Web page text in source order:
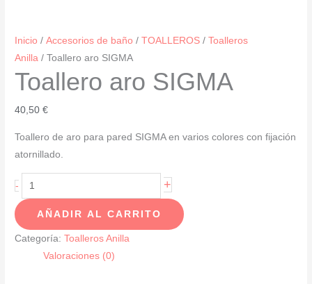
Inicio /Accesorios de baño /TOALLEROS /Toalleros
Anilla / Toallero aro SIGMA
Toallero aro SIGMA
40,50€
Toallero de aro para pared SIGMA en varios colores con fijación
atornillado.
-
Toallero
aro
SIGMA
cantidad
+
AÑADIR AL CARRITO
Categoría:Toalleros Anilla
Valoraciones (0)